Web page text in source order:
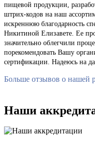
пищевой продукции,
штрих-кодов на наш
искреннюю благодарность
Никитиной Елизавете. Ее
значительно облегчили
порекомендовать Вашу
сертификации. Надеюсь на
Больше отзывов о нашей
Наши